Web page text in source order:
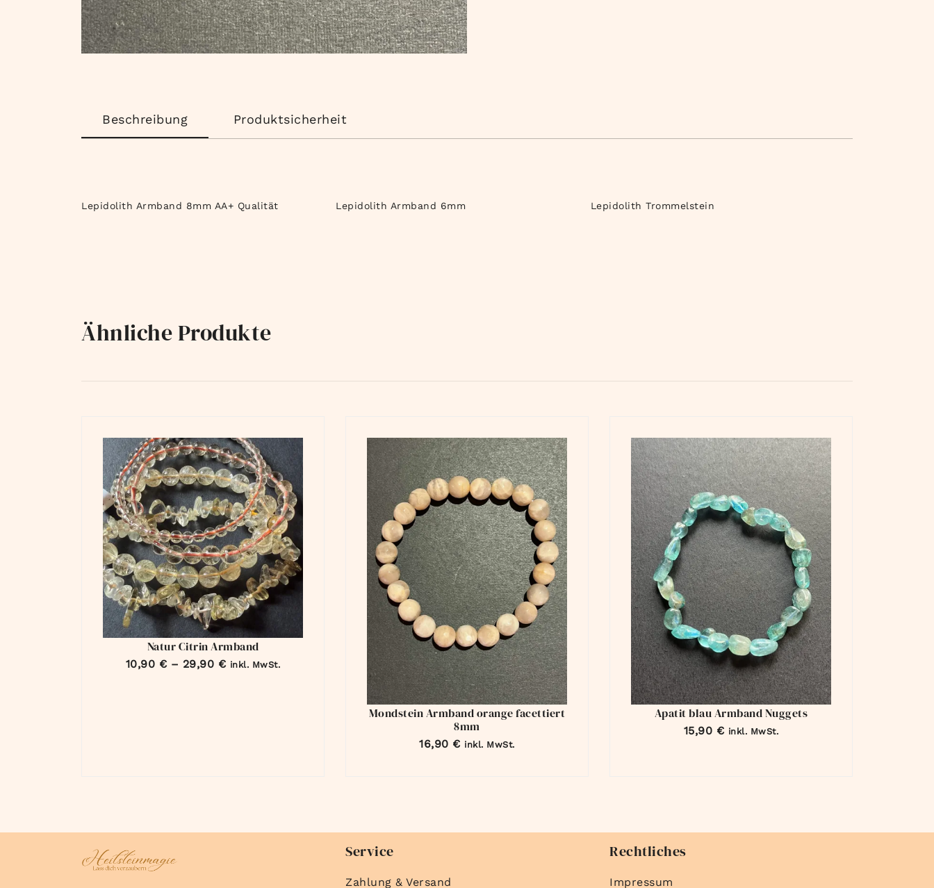
Beschreibung Produktsicherheit
Lepidolith Armband 8mm AA+ Qualität Lepidolith Armband 6mm Lepidolith Trommelstein
Ähnliche Produkte
Natur Citrin Armband
10,90 € – 29,90 € inkl. MwSt.
Mondstein Armband orange facettiert
8mm
16,90 € inkl. MwSt.
Apatit blau Armband Nuggets
15,90 € inkl. MwSt.
Service
Zahlung & Versand
Rechtliches
Impressum